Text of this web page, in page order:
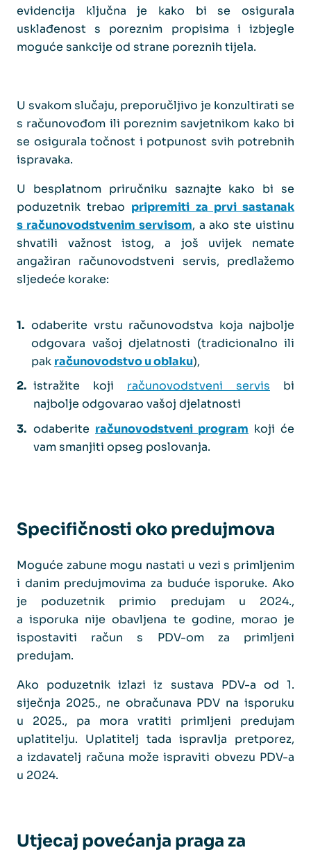
evidencija ključna je kako bi se osigurala
usklađenost s poreznim propisima i izbjegle
moguće sankcije od strane poreznih tijela.
U svakom slučaju, preporučljivo je konzultirati se
s računovođom ili poreznim savjetnikom kako bi
se osigurala točnost i potpunost svih potrebnih
ispravaka.
U besplatnom priručniku saznajte kako bi se
poduzetnik trebao pripremiti za prvi sastanak
s računovodstvenim servisom, a ako ste uistinu
shvatili važnost istog, a još uvijek nemate
angažiran računovodstveni servis, predlažemo
sljedeće korake:
odaberite vrstu računovodstva koja najbolje
odgovara vašoj djelatnosti (tradicionalno ili
pak računovodstvo u oblaku),
istražite koji računovodstveni servis bi
najbolje odgovarao vašoj djelatnosti
odaberite računovodstveni program koji će
vam smanjiti opseg poslovanja.
Specifičnosti oko predujmova
Moguće zabune mogu nastati u vezi s primljenim
i danim predujmovima za buduće isporuke. Ako
je poduzetnik primio predujam u 2024.,
a isporuka nije obavljena te godine, morao je
ispostaviti račun s PDV-om za primljeni
predujam.
Ako poduzetnik izlazi iz sustava PDV-a od 1.
siječnja 2025., ne obračunava PDV na isporuku
u 2025., pa mora vratiti primljeni predujam
uplatitelju. Uplatitelj tada ispravlja pretporez,
a izdavatelj računa može ispraviti obvezu PDV-a
u 2024.
Utjecaj povećanja praga za